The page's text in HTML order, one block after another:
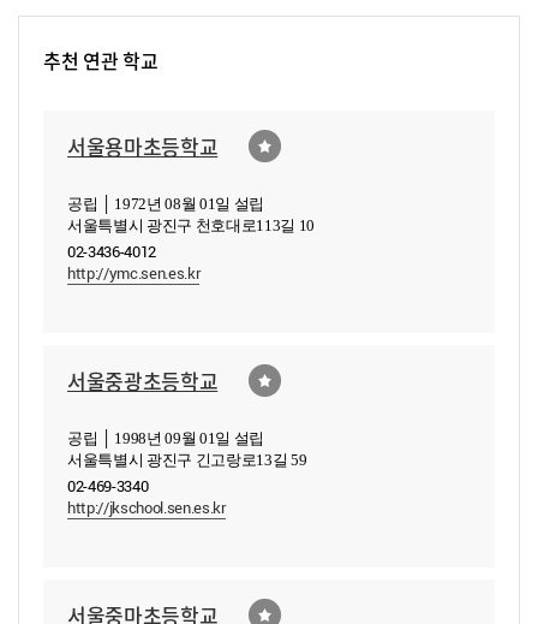
추천 연관 학교
서울용마초등학교
공립 │ 1972년 08월 01일 설립
서울특별시 광진구 천호대로113길 10
02-3436-4012
http://ymc.sen.es.kr
서울중광초등학교
공립 │ 1998년 09월 01일 설립
서울특별시 광진구 긴고랑로13길 59
02-469-3340
http://jkschool.sen.es.kr
서울중마초등학교